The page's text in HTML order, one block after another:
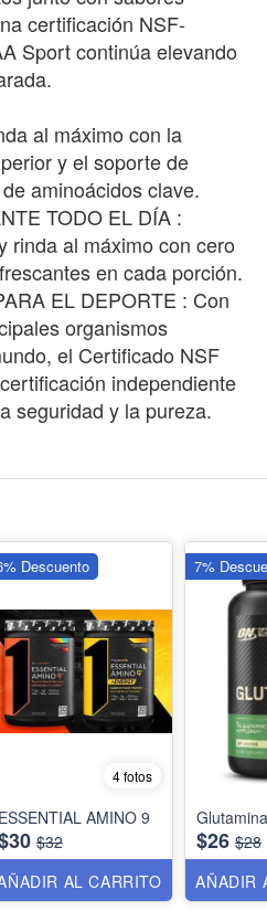
certificación NSF-
Sport continúa elevando
al máximo con la
y el soporte de
aminoácidos clave.
TODO EL DÍA :
rinda al máximo con cero
en cada porción.
EL DEPORTE : Con
organismos
el Certificado NSF
independiente
seguridad y la pureza.
4 fotos
ESSENTIAL AMINO 9
$32
AL CARRITO
Descuento
$26 $28
AÑADIR
7%